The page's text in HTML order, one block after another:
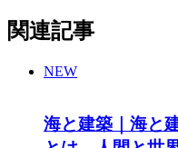
関連記事
NEW
海と建築｜海と